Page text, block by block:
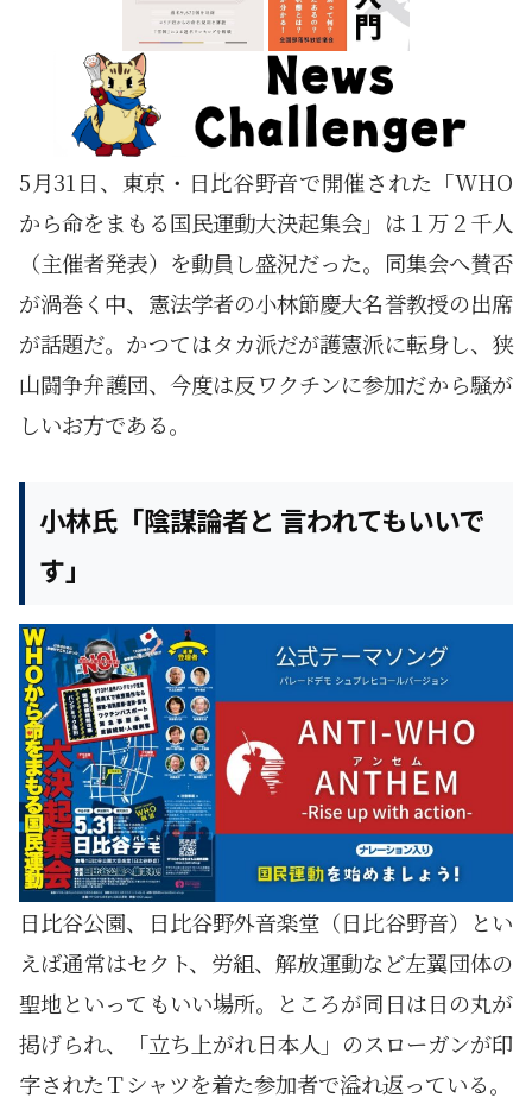
5月31日、東京・日比谷野音で開催された「WHO
から命をまもる国民運動大決起集会」は１万２千人
（主催者発表）を動員し盛況だった。同集会へ賛否
が渦巻く中、憲法学者の小林節慶大名誉教授の出席
が話題だ。かつてはタカ派だが護憲派に転身し、狭
山闘争弁護団、今度は反ワクチンに参加だから騒が
しいお方である。
小林氏「陰謀論者と 言われてもいいで
す」
日比谷公園、日比谷野外音楽堂（日比谷野音）とい
えば通常はセクト、労組、解放運動など左翼団体の
聖地といってもいい場所。ところが同日は日の丸が
掲げられ、「立ち上がれ日本人」のスローガンが印
字されたＴシャツを着た参加者で溢れ返っている。